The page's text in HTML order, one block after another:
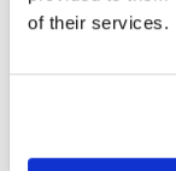
of their services.